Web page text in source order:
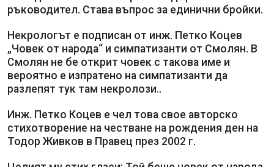
ръководител. Става въпрос за единични бройки.
Некрологът е подписан от инж. Петко Коцев
„Човек от народа“ и симпатизанти от Смолян. В
Смолян не бе открит човек с такова име и
вероятно е изпратено на симпатизанти да
разлепят тук там некролози..
Инж. Петко Коцев е чел това свое авторско
стихотворение на честване на рождения ден на
Тодор Живков в Правец през 2002 г.